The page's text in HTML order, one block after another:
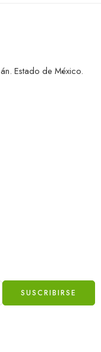
Estado de México.